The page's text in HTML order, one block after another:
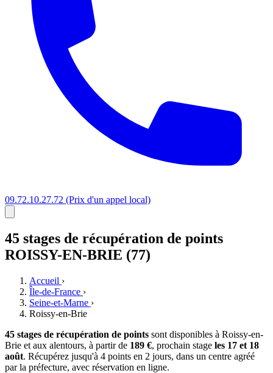
09.72.10.27.72 (Prix d'un appel local)
45 stages de récupération de points
ROISSY-EN-BRIE (77)
Accueil ›
Île-de-France ›
Seine-et-Marne ›
Roissy-en-Brie
45 stages de récupération de points sont disponibles à Roissy-en-
Brie et aux alentours, à partir de 189 €, prochain stage les 17 et 18
août. Récupérez jusqu'à 4 points en 2 jours, dans un centre agréé
par la préfecture, avec réservation en ligne.